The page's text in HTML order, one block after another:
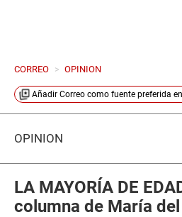
CORREO > OPINION
Añadir Correo como fuente preferida en
OPINIÓN
LA MAYORÍA DE
columna de María